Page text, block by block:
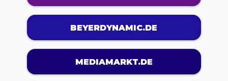
BEYERDYNAMIC.DE
MEDIAMARKT.DE